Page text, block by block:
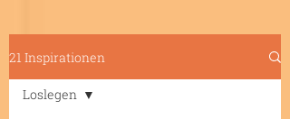
21 Inspirationen
Loslegen